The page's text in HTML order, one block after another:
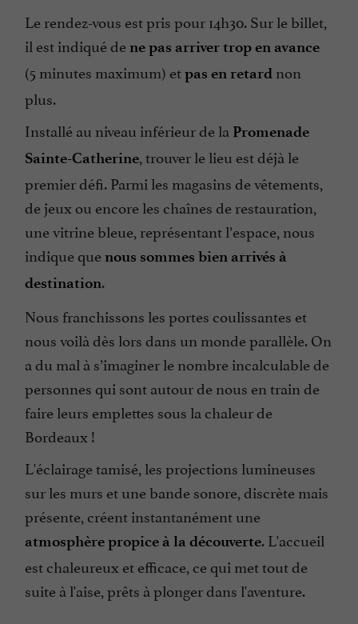
Le rendez-vous est pris pour 14h30. Sur le billet,
il est indiqué de ne pas arriver trop en avance
(5 minutes maximum) etpas en retard non
plus.
Installé au niveau inférieur de la Promenade
Sainte-Catherine, trouver le lieu est déjà le
premier défi. Parmi les magasins de vêtements,
de jeux ou encore les chaînes de restauration,
une vitrine bleue, représentant l’espace, nous
indique que nous sommes bien arrivés à
destination.
Nous franchissons les portes coulissantes et
nous voilà dès lors dans un monde parallèle. On
a du mal à s’imaginer le nombre incalculable de
personnes qui sont autour de nous en train de
faire leurs emplettes sous la chaleur de
Bordeaux !
L'éclairage tamisé, les projections lumineuses
sur les murs et une bande sonore, discrète mais
présente, créent instantanément une
atmosphère propice à la découverte. L'accueil
est chaleureux et efficace, ce qui met tout de
suite à l'aise, prêts à plonger dans l'aventure.